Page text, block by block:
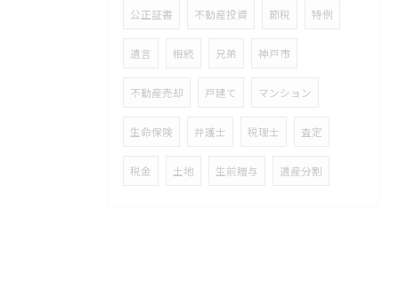
公正証書 不動産投資 節税 特例
遺言 相続 兄弟 神戸市
不動産売却 戸建て マンション
生命保険 弁護士 税理士 査定
税金 土地 生前贈与 遺産分割